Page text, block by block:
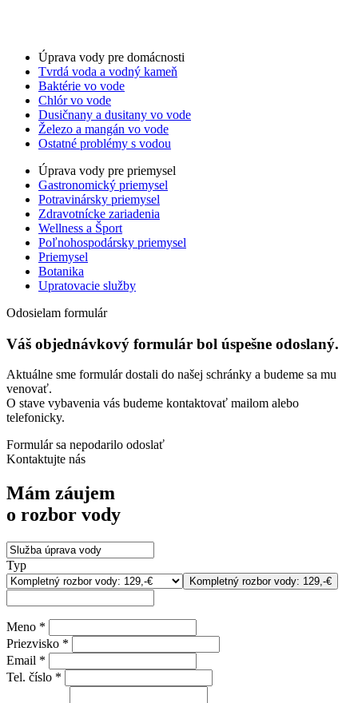
Úprava vody pre domácnosti
Tvrdá voda a vodný kameň
Baktérie vo vode
Chlór vo vode
Dusičnany a dusitany vo vode
Železo a mangán vo vode
Ostatné problémy s vodou
Úprava vody pre priemysel
Gastronomický priemysel
Potravinársky priemysel
Zdravotnícke zariadenia
Wellness a Šport
Poľnohospodársky priemysel
Priemysel
Botanika
Upratovacie služby
Odosielam formulár
Váš objednávkový formulár bol úspešne odoslaný.
Aktuálne sme formulár dostali do našej schránky a budeme sa mu
venovať.
O stave vybavenia vás budeme kontaktovať mailom alebo
telefonicky.
Formulár sa nepodarilo odoslať
Kontaktujte nás
Mám záujem
o rozbor vody
Typ
Kompletný rozbor vody: 129,-€
Meno *
Priezvisko *
Email *
Tel. číslo *